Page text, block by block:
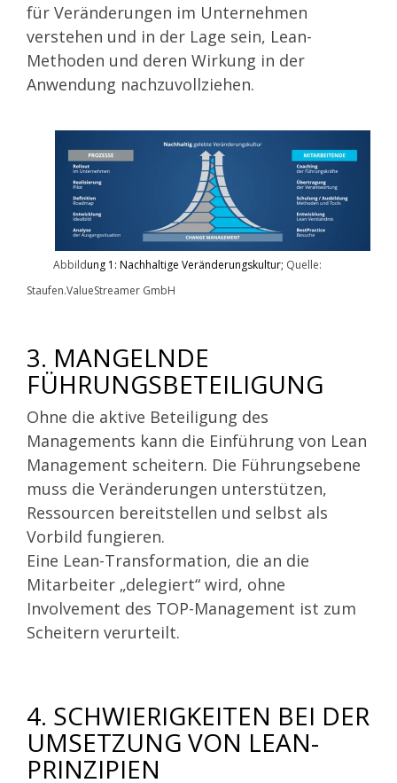
für Veränderungen im Unternehmen
verstehen und in der Lage sein, Lean-
Methoden und deren Wirkung in der
Anwendung nachzuvollziehen.
Abbildung 1: Nachhaltige Veränderungskultur; Quelle:
Staufen.ValueStreamer GmbH
3. MANGELNDE
FÜHRUNGSBETEILIGUNG
Ohne die aktive Beteiligung des
Managements kann die Einführung von Lean
Management scheitern. Die Führungsebene
muss die Veränderungen unterstützen,
Ressourcen bereitstellen und selbst als
Vorbild fungieren.
Eine Lean-Transformation, die an die
Mitarbeiter „delegiert“ wird, ohne
Involvement des TOP-Management ist zum
Scheitern verurteilt.
4. SCHWIERIGKEITEN BEI DER
UMSETZUNG VON LEAN-
PRINZIPIEN